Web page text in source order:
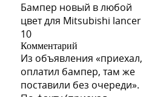
Бампер новый в любой
цвет для Mitsubishi lancer
10
Комментарий
Из объявления «приехал,
оплатил бампер, там же
поставили без очереди».